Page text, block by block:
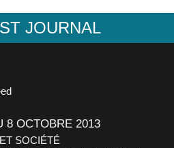
JOURNAL
8 OCTOBRE 2013
SOCIÉTÉ